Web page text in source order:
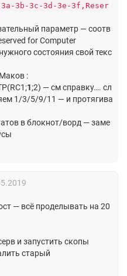
3b-3c-3d-3e-3f,Reser
параметр — соотв
for Computer
состояния свой текс
:
1;2) — см справку…. сл
1/3/5/9/11 — и протягива
в блокнот/ворд — заме
— всё проделывать на 20
и запустить скопы
старый